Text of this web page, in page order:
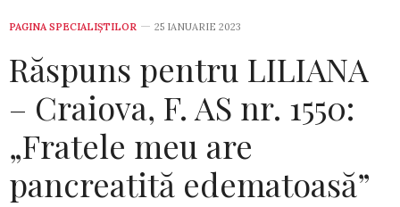
PAGINA SPECIALIȘTILOR 25 IANUARIE 2023
Răspuns pentru LILIANA
– Craiova, F. AS nr. 1550:
„Fratele meu are
pancreatită edematoasă”